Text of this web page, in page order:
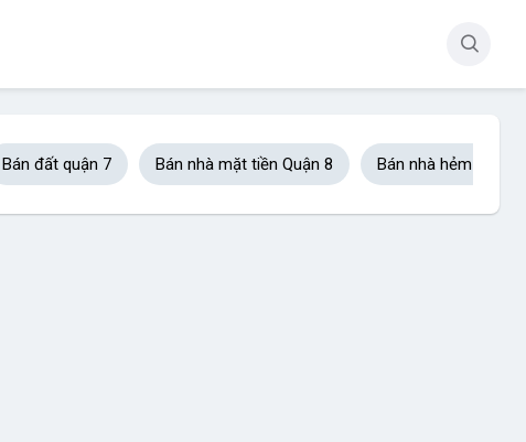
Bán đất quận 7 Bán nhà mặt tiền Quận 8 Bán nhà hẻm xe hơi